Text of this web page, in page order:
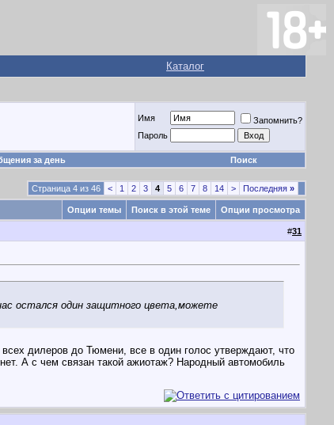
Каталог
Имя
Запомнить?
Пароль
за день Поиск
Страница 4 из 46 < 1 2 3 4 5 6 7 8 14 > Последняя »
Опции темы Поиск в этой теме Опции просмотра
#31
остался один защитного цвета,можете
дилеров до Тюмени, все в один голос утверждают, что
А с чем связан такой ажиотаж? Народный автомобиль